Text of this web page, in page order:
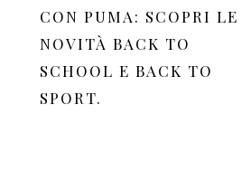
CON PUMA: SCOPRI LE
NOVITÀ BACK TO
SCHOOL E BACK TO
SPORT.